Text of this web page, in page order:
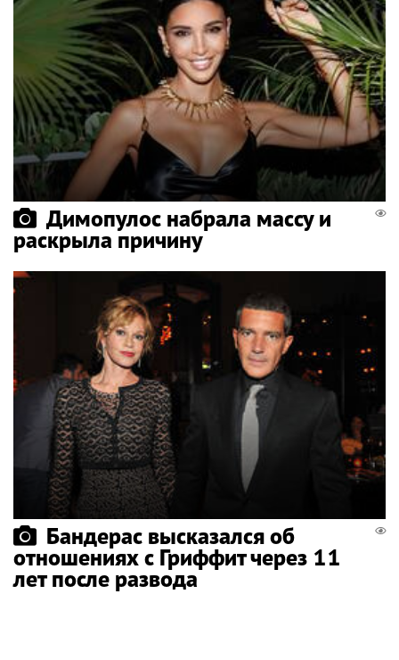
Димопулос набрала массу и
раскрыла причину
Бандерас высказался об
отношениях с Гриффит через 11
лет после развода